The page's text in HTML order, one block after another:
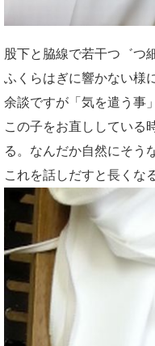
股下と脇線で若干つ゛つ
ふくらはぎに響かない様
余談ですが「気を遣う事
この子をお直ししている
る。なんだか自然にそう
これを話しだすと長くな